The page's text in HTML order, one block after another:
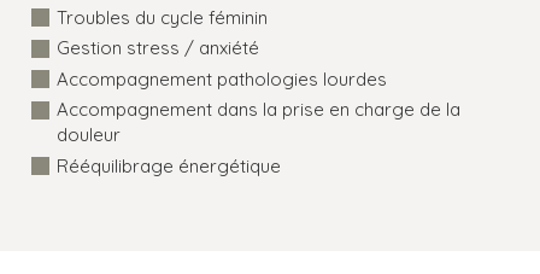
Troubles du cycle féminin
Gestion stress / anxiété
Accompagnement pathologies lourdes
Accompagnement dans la prise en charge de la
douleur
Rééquilibrage énergétique